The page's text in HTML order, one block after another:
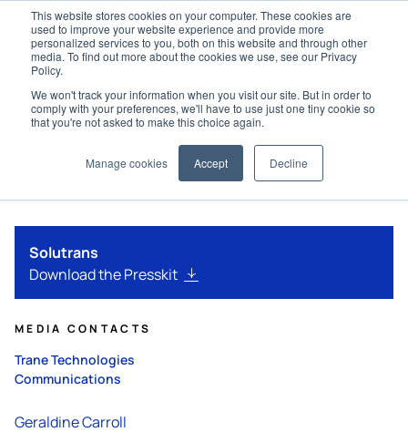
This website stores cookies on your computer. These cookies are
used to improve your website experience and provide more
personalized services to you, both on this website and through other
media. To find out more about the cookies we use, see our Privacy
Policy.
We won't track your information when you visit our site. But in order to
comply with your preferences, we'll have to use just one tiny cookie so
that you're not asked to make this choice again.
Manage cookies Accept Decline
Facebook Vimeo YouTube
Solutrans
Download the Presskit
MEDIA CONTACTS
Trane Technologies
Communications
Geraldine Carroll